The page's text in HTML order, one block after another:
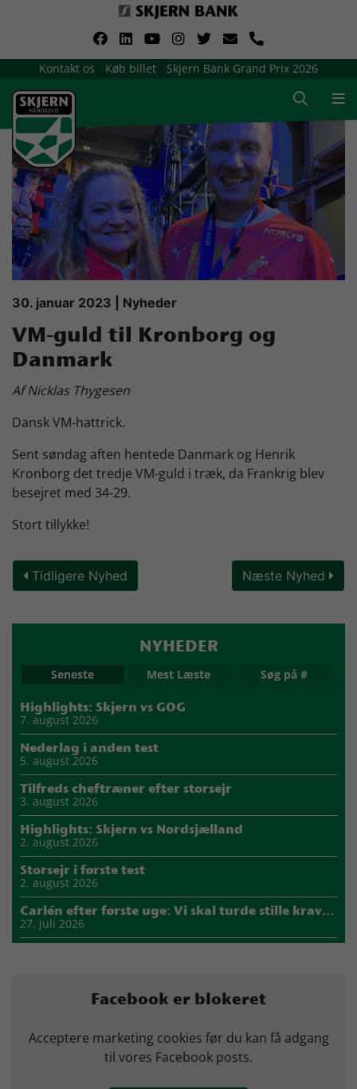
Kontakt os Køb billet Skjern Bank Grand Prix 2026
Om Skjern Håndbold
Ligatruppen
Sponsorer
Billetsalg / sæsonkort
Presse
Samarbejdsklubber
Skjern Bank Grand Prix
Køb Billet
30. januar 2023 | Nyheder
VM-guld til Kronborg og
Danmark
Af Nicklas Thygesen
Dansk VM-hattrick.
Sent søndag aften hentede Danmark og Henrik
Kronborg det tredje VM-guld i træk, da Frankrig blev
besejret med 34-29.
Stort tillykke!
Tidligere Nyhed Næste Nyhed
NYHEDER
Seneste Mest Læste Søg på #
Highlights: Skjern vs GOG
7. august 2026
Nederlag i anden test
5. august 2026
Tilfreds cheftræner efter storsejr
3. august 2026
Highlights: Skjern vs Nordsjælland
2. august 2026
Storsejr i første test
2. august 2026
Carlén efter første uge: Vi skal turde stille krav til hinanden
27. juli 2026
Marius Nørsøller udlejes til HØJ Elite
14. juli 2026
Facebook er blokeret
Acceptere marketing cookies før du kan få adgang
til vores Facebook posts.